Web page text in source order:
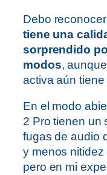
Debo
tiene una
sorprendido
modos,
activa aún
En el modo
2 Pro tienen un
fugas de audio
y menos
pero en mi